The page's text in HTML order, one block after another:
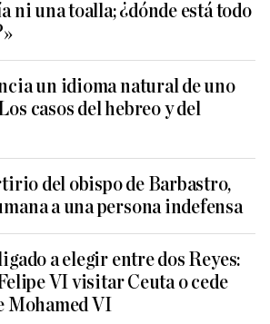
ni una toalla; ¿dónde está todo
un idioma natural de uno
casos del hebreo y del
del obispo de Barbastro,
a una persona indefensa
a elegir entre dos Reyes:
VI visitar Ceuta o cede
Mohamed VI